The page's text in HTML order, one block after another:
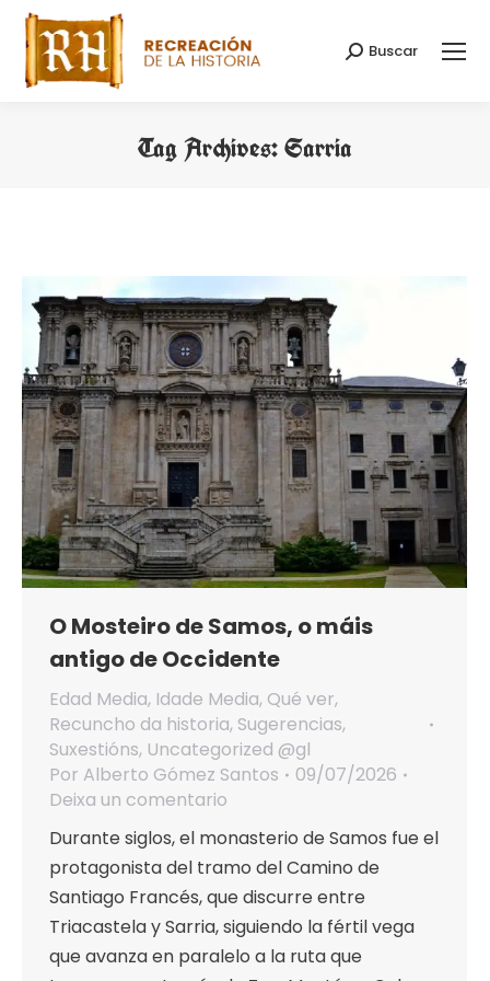
Search:
Buscar
Tag Archives:Sarria
O Mosteiro de Samos, o máis
antigo de Occidente
Edad Media, Idade Media, Qué ver,
Recuncho da historia, Sugerencias,
Suxestións, Uncategorized @gl
Por Alberto Gómez Santos
09/07/2026
Deixa un comentario
Durante siglos, el monasterio de Samos fue el
protagonista del tramo del Camino de
Santiago Francés, que discurre entre
Triacastela y Sarria, siguiendo la fértil vega
que avanza en paralelo a la ruta que